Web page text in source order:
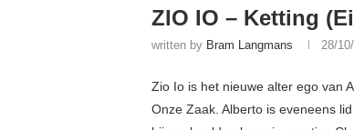
ZIO IO – Ketting
written by Bram Langmans 28/
Zio Io is het nieuwe alter ego van
Onze Zaak. Alberto is eveneens